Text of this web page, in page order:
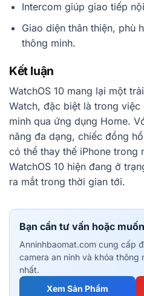
Intercom giúp giao tiếp
Giao diện thân thiện, phù
thông minh.
Kết luận
WatchOS 10 mang lại một
Watch, đặc biệt là trong việc
minh qua ứng dụng Home.
năng đa dạng, chiếc đồng
có thể thay thế iPhone trong
WatchOS 10 hiện đang ở
ra mắt trong thời gian tới.
Bạn cần tư vấn hoặc
Anninhbaomat.com cung cấp
camera an ninh và khóa thông
nhất.
Xem Sản Phẩm